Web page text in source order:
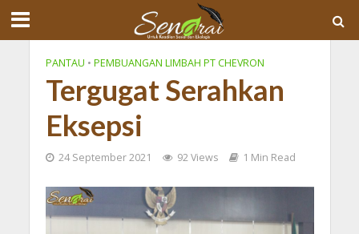
PANTAU • PEMBUANGAN LIMBAH PT CHEVRON
Tergugat Serahkan
Eksepsi
24 September 2021 92 Views 1 Min Read